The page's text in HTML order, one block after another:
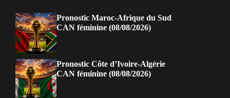
Pronostic Maroc-Afrique du Sud
CAN féminine (08/08/2026)
Pronostic Côte d’Ivoire-Algérie
CAN féminine (08/08/2026)